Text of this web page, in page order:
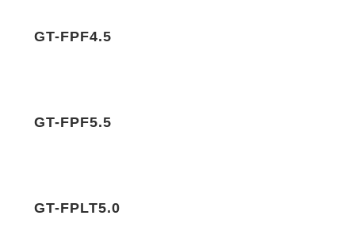
GT-FPF4.5
GT-FPF5.5
GT-FPLT5.0